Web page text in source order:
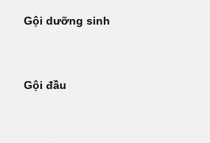
Gội dưỡng sinh
Gội đầu